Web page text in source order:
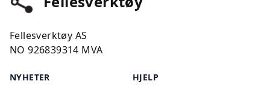
Fellesverktøy AS
NO 926839314 MVA
NYHETER HJELP